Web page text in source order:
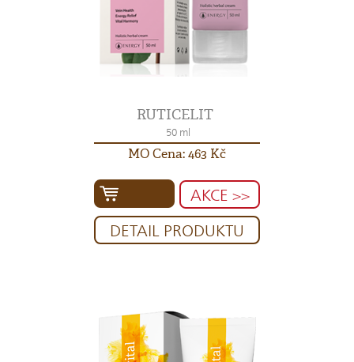
RUTICELIT
50 ml
MO Cena: 463 Kč
AKCE >>
DETAIL PRODUKTU